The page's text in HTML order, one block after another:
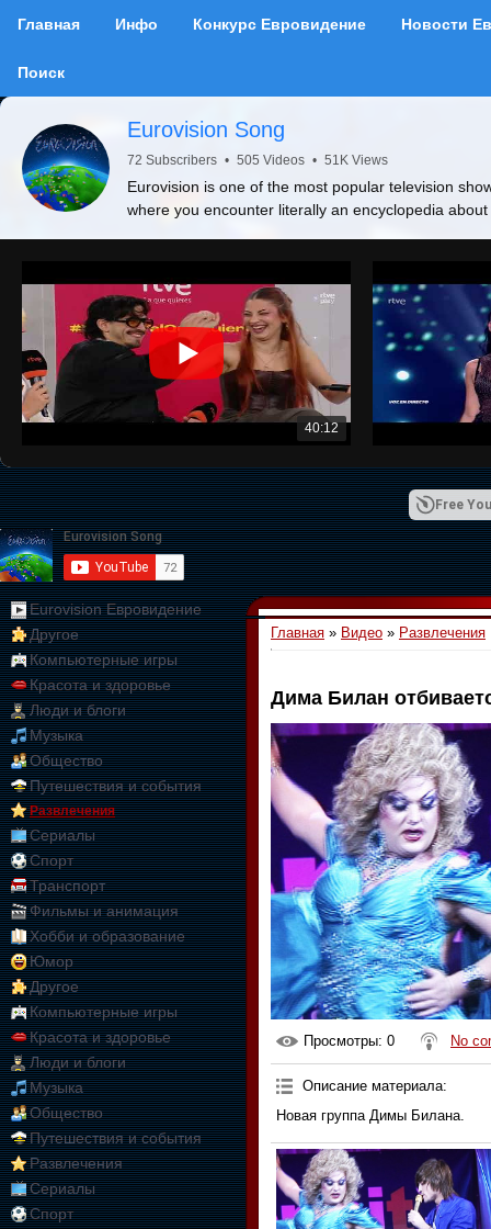
Главная Инфо Конкурс Евровидение Новости
Поиск
Eurovision Song
72 Subscribers • 505 Videos • 51K Views
Eurovision is one of the most popular television
where you encounter literally an encyclopedia
40:12
Free
Eurovision Евровидение
Другое
Компьютерные игры
Красота и здоровье
Люди и блоги
Музыка
Общество
Путешествия и события
Развлечения
Сериалы
Спорт
Транспорт
Фильмы и анимация
Хобби и образование
Юмор
Другое
Компьютерные игры
Красота и здоровье
Люди и блоги
Музыка
Общество
Путешествия и события
Развлечения
Сериалы
Спорт
Главная » Видео » Развлечения
Дима Билан
Просмотры: 0 No
Описание материала:
Новая группа Димы Билана.